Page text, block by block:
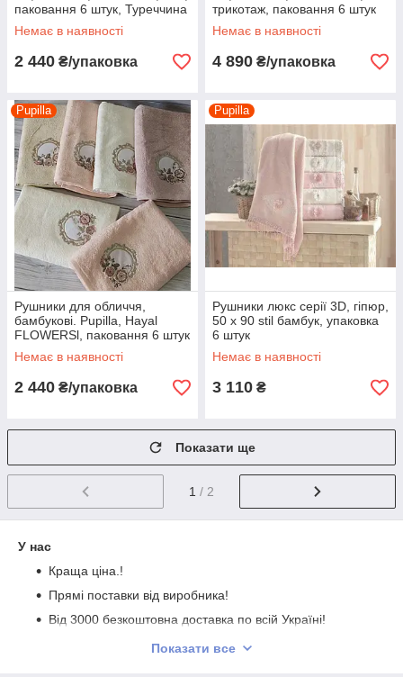
паковання 6 штук, Туреччина
Немає в наявності
2 440 ₴/упаковка
трикотаж, паковання 6 штук
Немає в наявності
4 890 ₴/упаковка
Pupilla
Рушники для обличчя,
бамбукові. Pupilla, Hayal
FLOWERSl, паковання 6 штук
Немає в наявності
2 440 ₴/упаковка
Pupilla
Рушники люкс серії 3D, гіпюр,
50 х 90 stil бамбук, упаковка
6 штук
Немає в наявності
3 110 ₴
Показати ще
1 / 2
У нас
Краща ціна.!
Прямі поставки від виробника!
Від 3000 безкоштовна доставка по всій Україні!
Ви купите, 100% оригінал!
Показати все